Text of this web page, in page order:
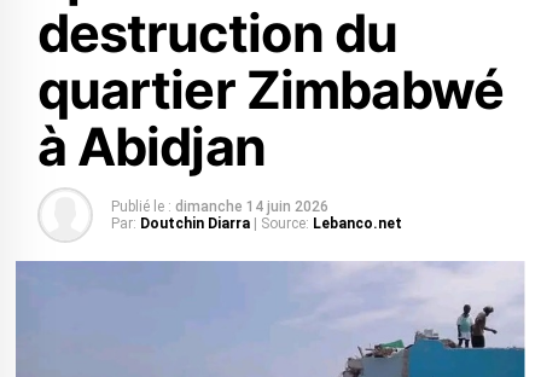
destruction du
quartier Zimbabwé
à Abidjan
Publié le : dimanche 14 juin 2026
Par: Doutchin Diarra | Source: Lebanco.net